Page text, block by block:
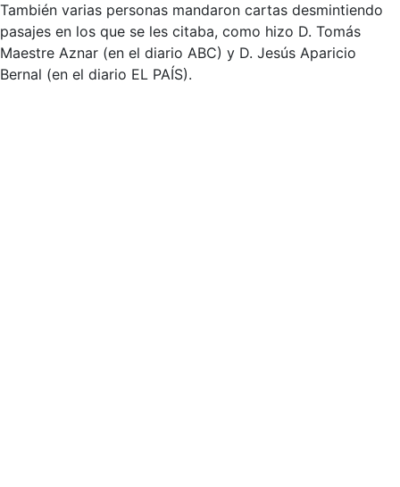
También varias personas mandaron cartas desmintiendo
pasajes en los que se les citaba, como hizo D. Tomás
Maestre Aznar (en el diario ABC) y D. Jesús Aparicio
Bernal (en el diario EL PAÍS).